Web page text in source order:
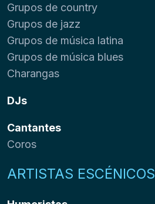
Grupos de country
Grupos de jazz
Grupos de música latina
Grupos de música blues
Charangas
DJs
Cantantes
Coros
ARTISTAS ESCÉNICOS